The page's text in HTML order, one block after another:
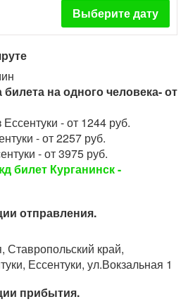
Выберите дату
на одного человека- от
- от 1244 руб.
- от 2257 руб.
- от 3975 руб.
билет Курганинск -
отправления.
Ставропольский край,
Ессентуки, ул.Вокзальная 1
прибытия.